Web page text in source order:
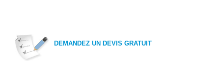
DEMANDEZ UN DEVIS GRATUIT